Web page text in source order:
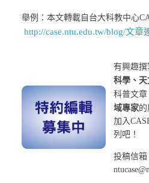
舉例：本文轉載自台大科教中心
http://case.ntu.edu.tw/blog/文章
有興趣撰
科學、
科普文章
域專家
加入
列吧！
投稿信箱